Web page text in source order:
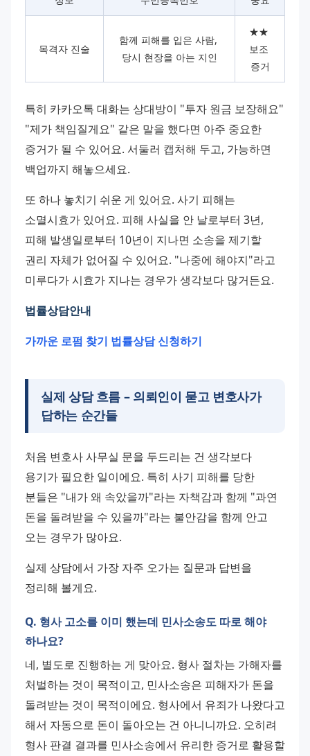
목격자 진술
함께 피해를 입은 사람,
당시 현장을 아는 지인
★★
보조
증거
특히 카카오톡 대화는 상대방이 "투자 원금 보장해요"
"제가 책임질게요" 같은 말을 했다면 아주 중요한
증거가 될 수 있어요. 서둘러 캡처해 두고, 가능하면
백업까지 해놓으세요.
또 하나 놓치기 쉬운 게 있어요. 사기 피해는
소멸시효가 있어요. 피해 사실을 안 날로부터 3년,
피해 발생일로부터 10년이 지나면 소송을 제기할
권리 자체가 없어질 수 있어요. "나중에 해야지"라고
미루다가 시효가 지나는 경우가 생각보다 많거든요.
법률상담안내
가까운 로펌 찾기 법률상담 신청하기
실제 상담 흐름 – 의뢰인이 묻고 변호사가
답하는 순간들
처음 변호사 사무실 문을 두드리는 건 생각보다
용기가 필요한 일이에요. 특히 사기 피해를 당한
분들은 "내가 왜 속았을까"라는 자책감과 함께 "과연
돈을 돌려받을 수 있을까"라는 불안감을 함께 안고
오는 경우가 많아요.
실제 상담에서 가장 자주 오가는 질문과 답변을
정리해 볼게요.
Q. 형사 고소를 이미 했는데 민사소송도 따로 해야
하나요?
네, 별도로 진행하는 게 맞아요. 형사 절차는 가해자를
처벌하는 것이 목적이고, 민사소송은 피해자가 돈을
돌려받는 것이 목적이에요. 형사에서 유죄가 나왔다고
해서 자동으로 돈이 돌아오는 건 아니니까요. 오히려
형사 판결 결과를 민사소송에서 유리한 증거로 활용할